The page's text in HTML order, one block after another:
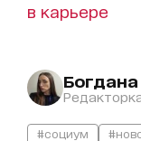
в карьере
#социум